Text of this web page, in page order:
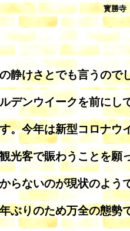
寳勝寺
静けさとでも言うので
デンウイークを前にし
。今年は新型コロナウ
光客で賑わうことを願
らないのが現状のよう
ぶりのため万全の態勢